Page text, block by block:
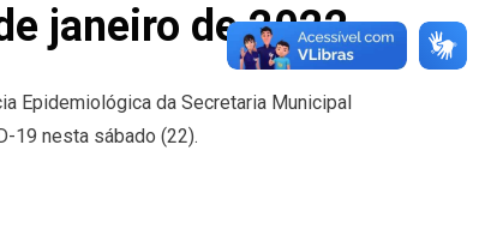
janeiro de 2022
Epidemiológica da Secretaria Municipal
19 nesta sábado (22).